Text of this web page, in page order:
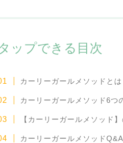
ップできる目次
カーリーガールメソッドとは
カーリーガールメソッド6つ
【カーリーガールメソッド
カーリーガールメソッドQ&A